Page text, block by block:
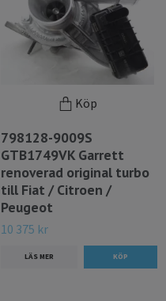
Köp
798128-9009S
GTB1749VK Garrett
renoverad original turbo
till Fiat / Citroen /
Peugeot
10 375 kr
LÄS MER